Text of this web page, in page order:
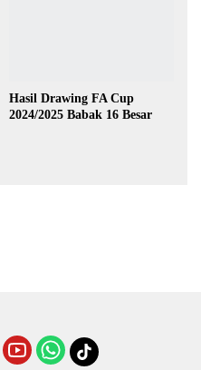
Hasil Drawing FA Cup
2024/2025 Babak 16 Besar